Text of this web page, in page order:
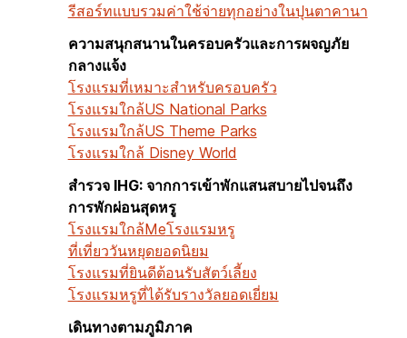
รีสอร์ทแบบรวมค่าใช้จ่ายทุกอย่างในปุนตาคานา
ความสนุกสนานในครอบครัวและการผจญภัย
กลางแจ้ง
โรงแรมที่เหมาะสำหรับครอบครัว
โรงแรมใกล้US National Parks
โรงแรมใกล้US Theme Parks
โรงแรมใกล้ Disney World
สำรวจ IHG: จากการเข้าพักแสนสบายไปจนถึง
การพักผ่อนสุดหรู
โรงแรมใกล้Meโรงแรมหรู
ที่เที่ยววันหยุดยอดนิยม
โรงแรมที่ยินดีต้อนรับสัตว์เลี้ยง
โรงแรมหรูที่ได้รับรางวัลยอดเยี่ยม
เดินทางตามภูมิภาค